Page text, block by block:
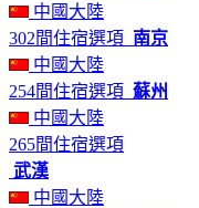
中國大陸
302間住宿選項 南京
中國大陸
254間住宿選項 蘇州
中國大陸
265間住宿選項
武漢
中國大陸